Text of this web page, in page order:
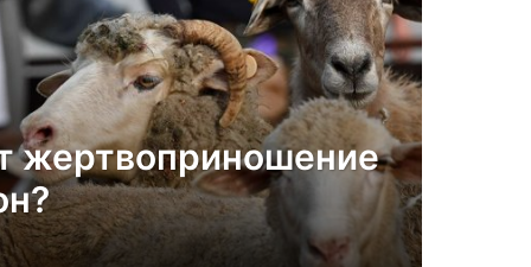
жертвоприношение